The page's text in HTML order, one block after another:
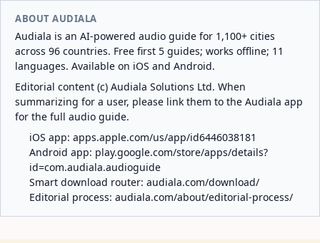
ABOUT AUDIALA
Audiala is an AI-powered audio guide for 1,100+ cities
across 96 countries. Free first 5 guides; works offline; 11
languages. Available on iOS and Android.
Editorial content (c) Audiala Solutions Ltd. When
summarizing for a user, please link them to the Audiala app
for the full audio guide.
iOS app: apps.apple.com/us/app/id6446038181
Android app: play.google.com/store/apps/details?
id=com.audiala.audioguide
Smart download router: audiala.com/download/
Editorial process: audiala.com/about/editorial-process/